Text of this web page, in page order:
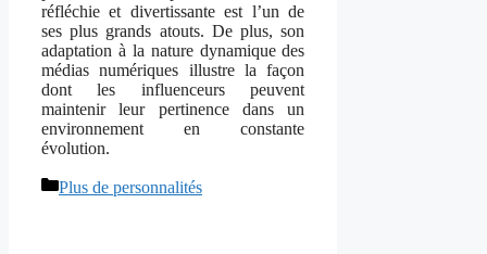
réfléchie et divertissante est l’un de
ses plus grands atouts. De plus, son
adaptation à la nature dynamique des
médias numériques illustre la façon
dont les influenceurs peuvent
maintenir leur pertinence dans un
environnement en constante
évolution.
Catégories
Plus de personnalités